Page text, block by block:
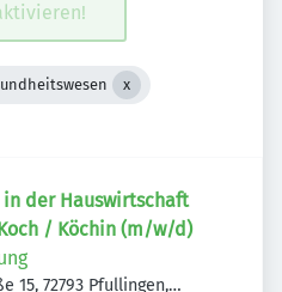
der Hauswirtschaft
/ Köchin (m/w/d)
15, 72793 Pfullingen,